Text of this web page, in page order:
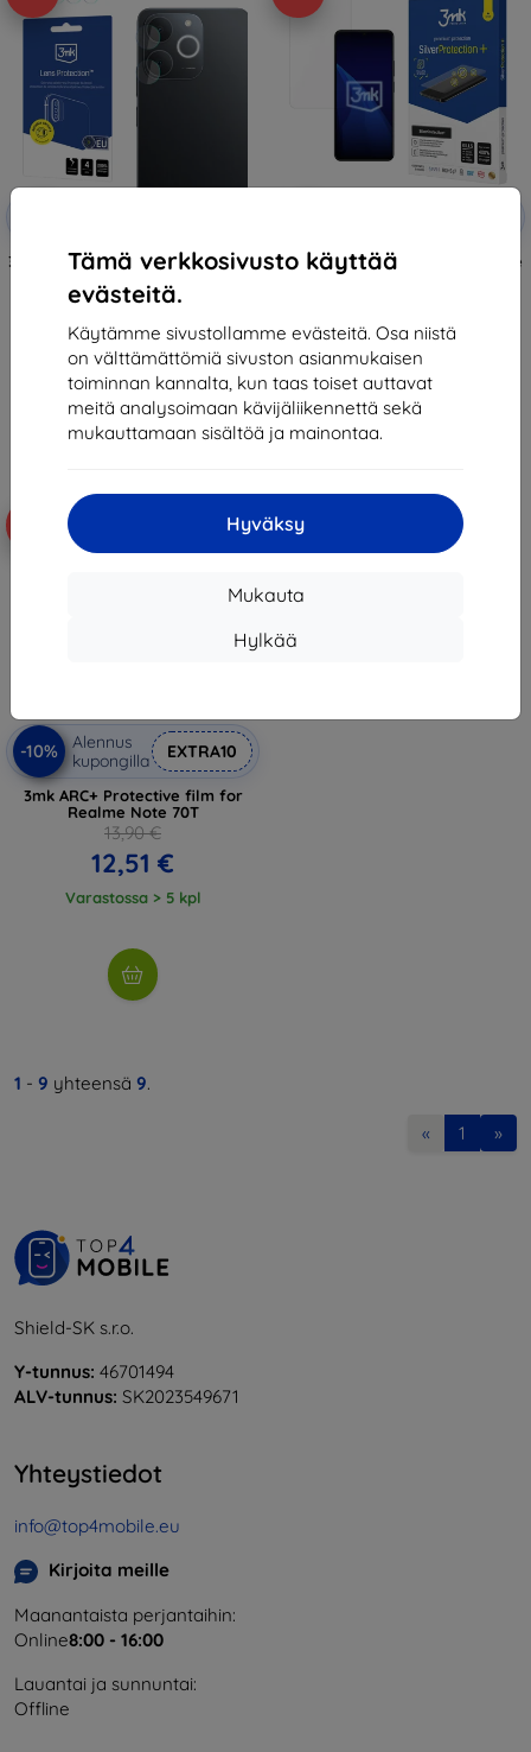
Tämä verkkosivusto käyttää
evästeitä.
Käytämme sivustollamme evästeitä. Osa niistä
on välttämättömiä sivuston asianmukaisen
toiminnan kannalta, kun taas toiset auttavat
meitä analysoimaan kävijäliikennettä sekä
mukauttamaan sisältöä ja mainontaa.
Hyväksy
Mukauta
Hylkää
3mk Lens Protection Hybrid glass
for Realme Note 70T
10,90 €
6,20 €
Varastossa 3 kpl
3mk SilverProtection+ Protective
film for Realme Note 70T
13,42 €
Varastossa > 5 kpl
-10%
Alennus
kupongilla
EXTRA10
3mk ARC+ Protective film for
Realme Note 70T
13,90 €
12,51 €
Varastossa > 5 kpl
1 - 9 yhteensä 9.
« 1 »
Shield-SK s.r.o.
Y-tunnus: 46701494
ALV-tunnus: SK2023549671
Yhteystiedot
info@top4mobile.eu
Kirjoita meille
Maanantaista perjantaihin:
Online8:00 - 16:00
Lauantai ja sunnuntai:
Offline